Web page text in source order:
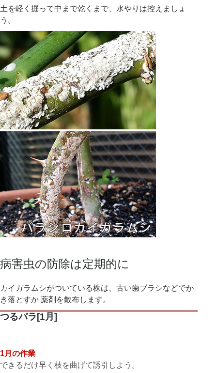
土を軽く掘って中まで乾くまで、水やりは控えましょ
う。
病害虫の防除は定期的に
カイガラムシがついている株は、古い歯ブラシなどでか
き落とすか 薬剤を散布します。
つるバラ[1月]
1月の作業
できるだけ早く枝を曲げて誘引しよう。